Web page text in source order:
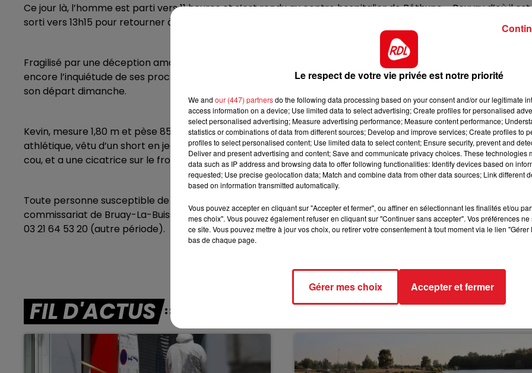
12h00 - 13h00
RDL & VOUS
Ce jour là, l’homme est parti vers 11 heures et s’est rendu au centre hospitalier de Béthune - Beuvry d’où il est
sorti vers 13h15 pour retourner à Houdain, mais personne ne l’a vu depuis.
Fragilisé par une déception amoureuse, le jeune homme avait fait part d’idées noires à sa mère, ce qui accroît
encore l’inquiétude de ses proches. Il n’a aucun moyen de paiement et son téléphone est hors service depuis
son départ dimanche.
Kevin, mesure 1,80 m et pèse 85 kg. Il a les cheveux châtains foncés coupés courts, il est de corpulence
athlétique, vêtu d’un short en jean bleu et d’une doudoune noire sans manches. Il porte une chaîne argentée
cou, et a une cicatrice sur le front et un tatouage "Enissa" sur l’avant-bras.
Toute personne susceptible de fournir des éléments pouvant intéresser l’enquête est priée de contacter le
commissariat de Bruay-La-Buissière au 03 21 64 53 26 (du lundi au vendredi de 8 h à midi et de 14 h à 18 h) ou
03 21 64 53 20 (autre période).
FIL D'ACTUS
Le respect de votre vie privée est notre priorité
We and our (447) partnersdo the following data processing based on your consent and/or our legitimate
access information on a device; Use limited data to select advertising; Create profiles for personalised
select personalised advertising; Measure advertising performance; Measure content performance;
statistics or combinations of data from different sources; Develop and improve services; Create profiles to
profiles to select personalised content; Use limited data to select content; Ensure security, prevent and
Deliver and present advertising and content; Save and communicate privacy choices. These technologies
data such as IP address and browsing data to offer following functionalities: Identify devices based on
requested; Use precise geolocation data; Match and combine data from other data sources; Link different
based on information transmitted automatically.
Vous pouvez accepter en cliquant sur "Accepter et fermer", ou affiner en sélectionnant les finalités et/ou
mes choix". Vous pouvez également refuser en cliquant sur "Continuer sans accepter". Vos préférences
ce site. Vous pouvez mettre à jour vos choix, ou retirer votre consentement à tout moment via le lien
bas de chaque page.
Gérer mes choix Accepter et fermer